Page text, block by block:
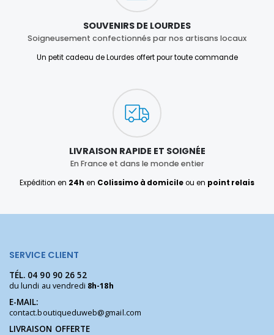
SOUVENIRS DE LOURDES
Soigneusement confectionnés par nos artisans locaux
Un petit cadeau de Lourdes offert pour toute commande
LIVRAISON RAPIDE ET SOIGNÉE
En France et dans le monde entier
Expédition en 24h en Colissimo à domicileou en point relais
SERVICE CLIENT
TÉL. 04 90 90 26 52
du lundi au vendredi 8h-18h
E-MAIL:
contact.boutiqueduweb@gmail.com
LIVRAISON OFFERTE